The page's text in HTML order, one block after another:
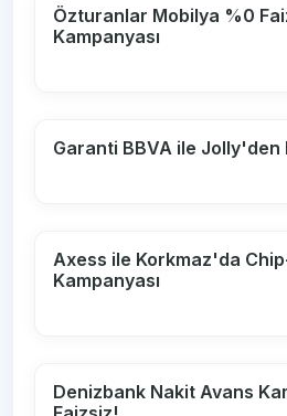
Özturanlar Mobilya %0
Kampanyası
Garanti BBVA ile Jolly'den
Axess ile Korkmaz'da
Kampanyası
Denizbank Nakit Avans